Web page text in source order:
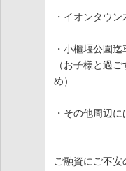
・イオンタウ
・小櫃堰公園迄
（お子様と過
め）
・その他周辺
ご融資にご不